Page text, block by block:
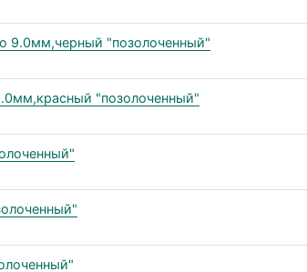
9.0мм,черный "позолоченный"
"позолоченный"